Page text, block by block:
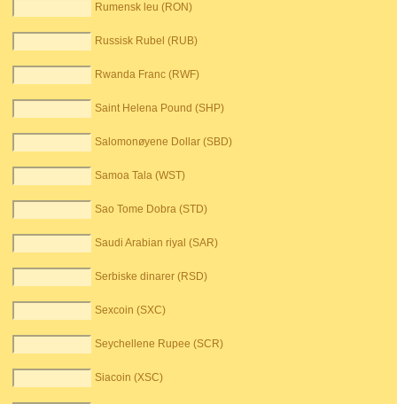
Rumensk leu (RON)
Russisk Rubel (RUB)
Rwanda Franc (RWF)
Saint Helena Pound (SHP)
Salomonøyene Dollar (SBD)
Samoa Tala (WST)
Sao Tome Dobra (STD)
Saudi Arabian riyal (SAR)
Serbiske dinarer (RSD)
Sexcoin (SXC)
Seychellene Rupee (SCR)
Siacoin (XSC)